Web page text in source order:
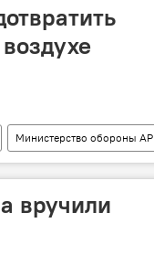
Министерство обороны АР
вручили